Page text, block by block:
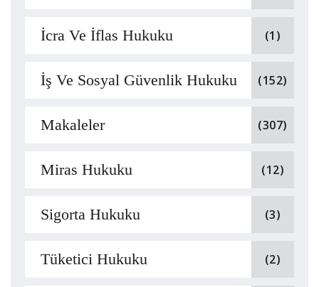
İcra Ve İflas Hukuku (1)
İş Ve Sosyal Güvenlik Hukuku (152)
Makaleler (307)
Miras Hukuku (12)
Sigorta Hukuku (3)
Tüketici Hukuku (2)